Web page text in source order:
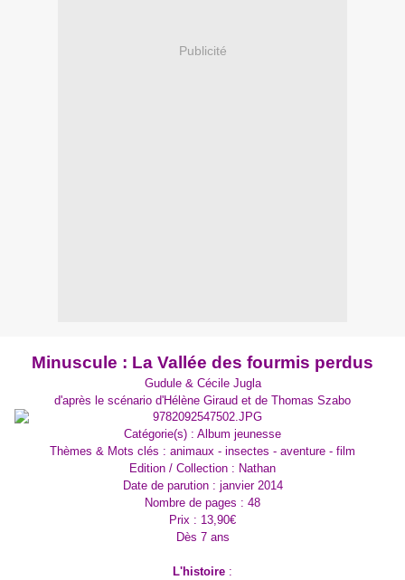
Publicité
Minuscule : La Vallée des fourmis perdus
Gudule & Cécile Jugla
d'après le scénario d'Hélène Giraud et de Thomas Szabo
Catégorie(s) : Album jeunesse
Thèmes & Mots clés : animaux - insectes - aventure - film
Edition / Collection : Nathan
Date de parution : janvier 2014
Nombre de pages : 48
Prix : 13,90€
Dès 7 ans
L'histoire :